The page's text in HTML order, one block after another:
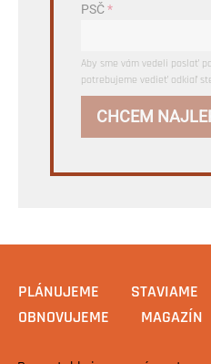
PSČ*
Aby sme vám vedeli poslať
potrebujeme vedieť odkiaľ
CHCEM
PLÁNUJEME STAVIAME
OBNOVUJEME
MAGAZÍN